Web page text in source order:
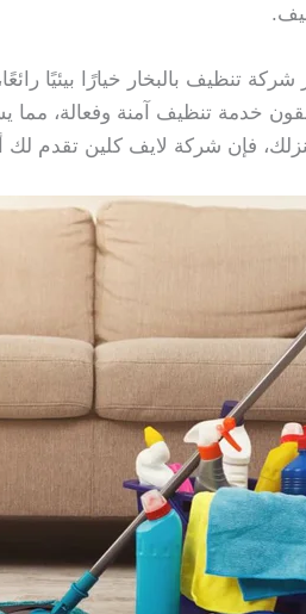
شركة تنظيف بالبخار خيارًا بيئيًا
خدمة تنظيف آمنة وفعالة،
فإن شركة لايف كلين تقدم لك